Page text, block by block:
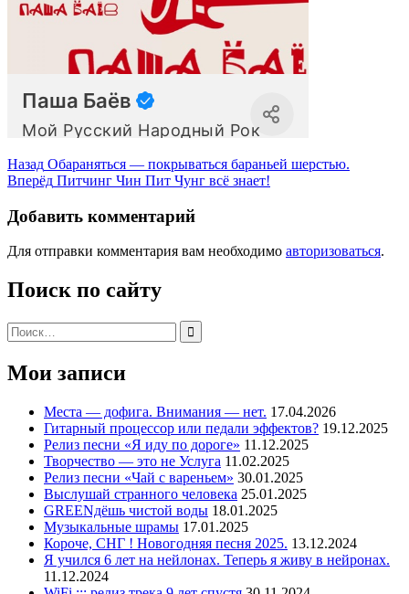
Навигация
по
записям
Назад Предыдущая
запись:
Обараняться — покрываться бараньей шерстью.
Вперёд Следующая
Питчинг Чин Пит Чунг всё знает!
Добавить комментарий
Для отправки комментария вам необходимо авторизоваться.
Поиск по сайту
Поиск:
Мои записи
Места — дофига. Внимания — нет. 17.04.2026
Гитарный процессор или педали эффектов? 19.12.2025
Релиз песни «Я иду по дороге» 11.12.2025
Творчество — это не Услуга 11.02.2025
Релиз песни «Чай с вареньем» 30.01.2025
Выслушай странного человека 25.01.2025
GREENдёшь чистой воды 18.01.2025
Музыкальные шрамы 17.01.2025
Короче, СНГ ! Новогодняя песня 2025. 13.12.2024
Я учился 6 лет на нейлонах. Теперь я живу в нейронах.
11.12.2024